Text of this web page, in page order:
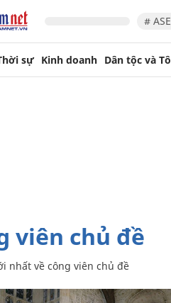
#
sự Kinh doanh Dân tộc và
viên chủ đề
nhất về công viên chủ đề